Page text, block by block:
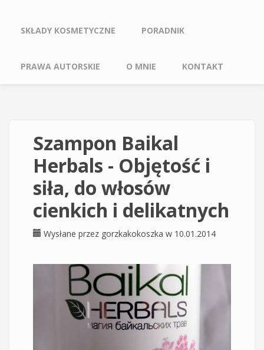
SKŁADY KOSMETYCZNE PORADNIK
PRAWA AUTORSKIE O MNIE KONTAKT
Szampon Baikal
Herbals - Objętość i
siła, do włosów
cienkich i delikatnych
Wysłane przez gorzkakokoszka w 10.01.2014